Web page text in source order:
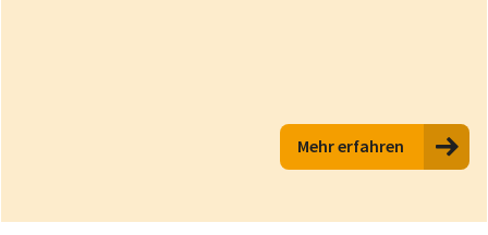
Mehr erfahren